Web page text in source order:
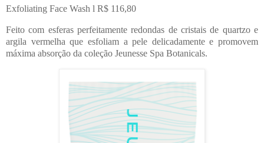
Exfoliating Face Wash l R$ 116,80
Feito com esferas perfeitamente redondas de cristais de quartzo e
argila vermelha que esfoliam a pele delicadamente e promovem
máxima absorção da coleção Jeunesse Spa Botanicals.